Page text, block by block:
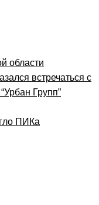
встречаться с
Групп”
ПИКа